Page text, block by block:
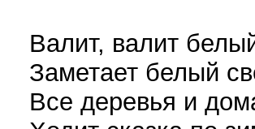
Валит, валит
Заметает белый
Все деревья и